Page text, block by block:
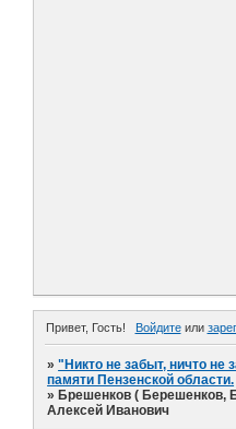
Привет, Гость! Войдитеили
»"Никто не забыт, ничто не
памяти Пензенской области.
» Брешенков ( Берешенков,
Алексей Иванович